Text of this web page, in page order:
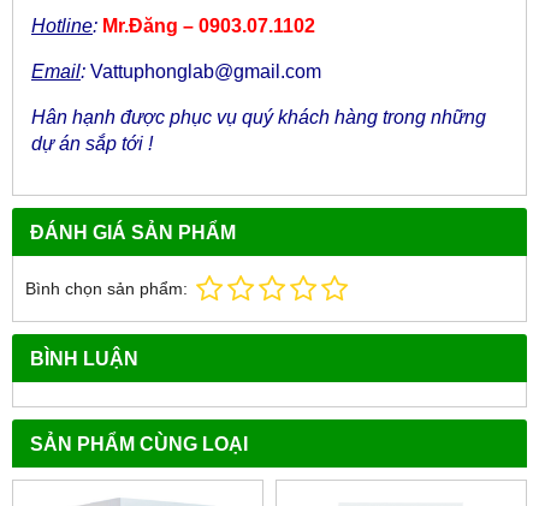
Hotline: Mr.Đăng – 0903.07.1102
Email: Vattuphonglab@gmail.com
Hân hạnh được phục vụ quý khách hàng trong những
dự án sắp tới !
ĐÁNH GIÁ SẢN PHẨM
Bình chọn sản phẩm:
BÌNH LUẬN
SẢN PHẨM CÙNG LOẠI